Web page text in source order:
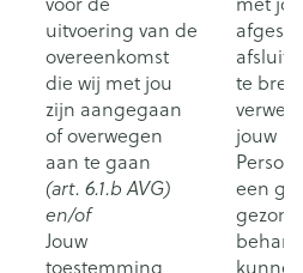
uitvoering van de
overeenkomst
die wij met jou
zijn aangegaan
of overwegen
aan te gaan
(art. 6.1.b AVG)
en/of
Jouw
toestemming
te
jouw
een